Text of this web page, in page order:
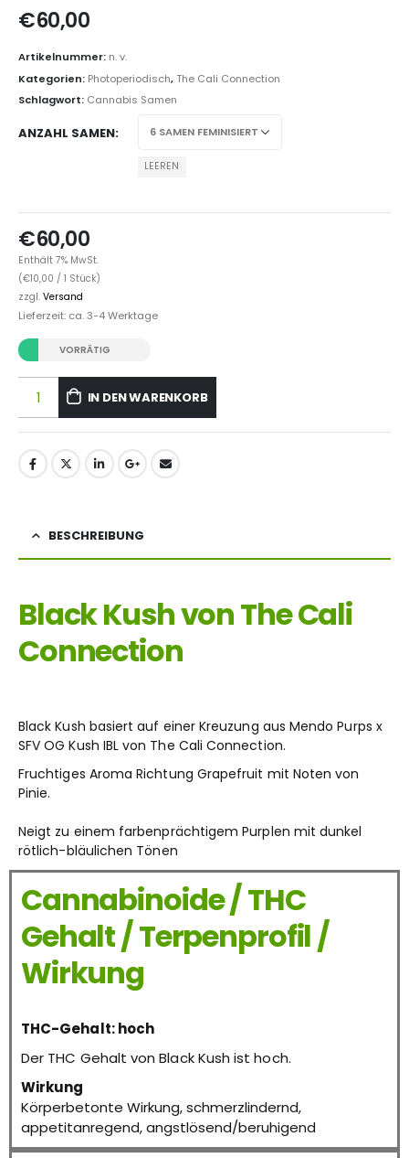
€60,00
Artikelnummer: n. v.
Kategorien: Photoperiodisch,The Cali Connection
Schlagwort: Cannabis Samen
ANZAHL SAMEN
LEEREN
€60,00
Enthält 7% MwSt.
(€10,00 / 1 Stück)
zzgl. Versand
Lieferzeit: ca. 3-4 Werktage
VORRÄTIG
IN DEN WARENKORB
BESCHREIBUNG
Black Kush von The Cali
Connection
Black Kush basiert auf einer Kreuzung aus Mendo Purps x
SFV OG Kush IBL von The Cali Connection.
Fruchtiges Aroma Richtung Grapefruit mit Noten von
Pinie.
Neigt zu einem farbenprächtigem Purplen mit dunkel
rötlich-bläulichen Tönen
Cannabinoide / THC
Gehalt / Terpenprofil /
Wirkung
THC-Gehalt: hoch
Der THC Gehalt von Black Kush ist hoch.
Wirkung
Körperbetonte Wirkung, schmerzlindernd,
appetitanregend, angstlösend/beruhigend